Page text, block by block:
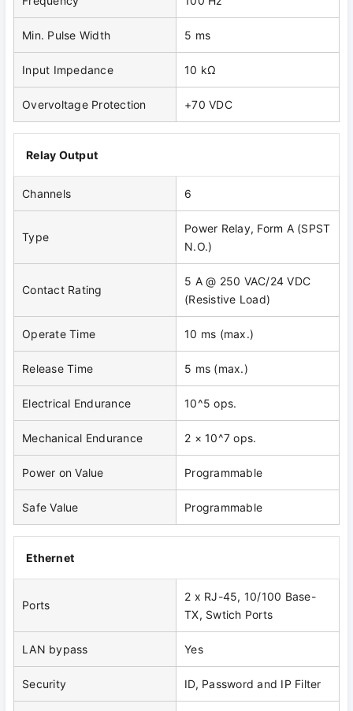
Min. Pulse Width 5 ms
Input Impedance 10 kΩ
Overvoltage Protection +70 VDC
Relay Output
Channels 6
Type
Power Relay, Form A (SPST
N.O.)
Contact Rating
5 A @ 250 VAC/24 VDC
(Resistive Load)
Operate Time 10 ms (max.)
Release Time 5 ms (max.)
Electrical Endurance 10^5 ops.
Mechanical Endurance 2 × 10^7 ops.
Power on Value Programmable
Safe Value Programmable
Ethernet
Ports
2 x RJ-45, 10/100 Base-
TX, Swtich Ports
LAN bypass Yes
Security ID, Password and IP Filter